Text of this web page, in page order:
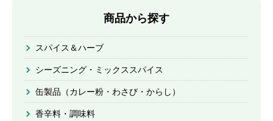
商品から探す
スパイス＆ハーブ
シーズニング・ミックススパイス
缶製品（カレー粉・わさび・からし）
香辛料・調味料